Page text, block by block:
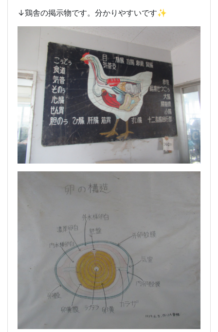
↓鶏舎の掲示物です。分かりやすいです✨